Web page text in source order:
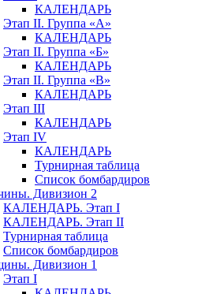
КАЛЕНДАРЬ
Этап II. Группа «А»
КАЛЕНДАРЬ
Этап II. Группа «Б»
КАЛЕНДАРЬ
Этап II. Группа «В»
КАЛЕНДАРЬ
Этап III
КАЛЕНДАРЬ
Этап IV
КАЛЕНДАРЬ
Турнирная таблица
Список бомбардиров
Дивизион 2
КАЛЕНДАРЬ. Этап I
КАЛЕНДАРЬ. Этап II
Турнирная таблица
Список бомбардиров
Дивизион 1
Этап I